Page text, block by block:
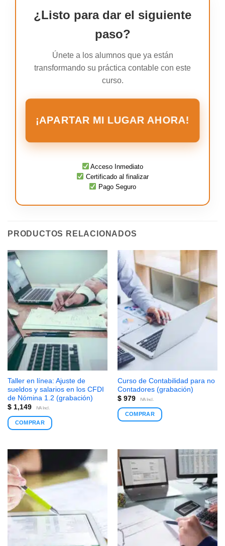
¿Listo para dar el siguiente
paso?
Únete a los alumnos que ya están
transformando su práctica contable con este
curso.
¡APARTAR MI LUGAR AHORA!
Acceso Inmediato
Certificado al finalizar
Pago Seguro
PRODUCTOS RELACIONADOS
Taller en línea: Ajuste de
sueldos y salarios en los CFDI
de Nómina 1.2 (grabación)
$1,149 IVA Incl.
COMPRAR
Curso de Contabilidad para no
Contadores (grabación)
$979 IVA Incl.
COMPRAR